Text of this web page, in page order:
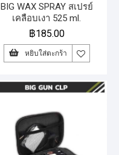
BIG WAX SPRAY สเปรย์
เคลือบเงา 525 ml.
฿185.00
หยิบใส่ตะกร้า